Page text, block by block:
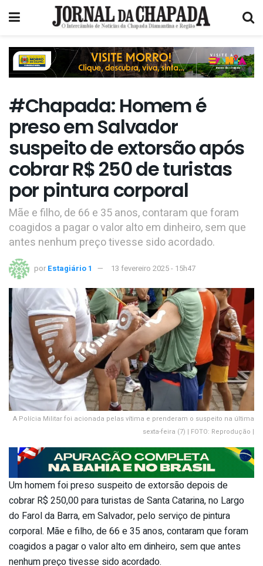
#Chapada: Homem é
preso em Salvador
suspeito de extorsão após
cobrar R$ 250 de turistas
por pintura corporal
Mãe e filho, de 66 e 35 anos, contaram que foram
coagidos a pagar o valor alto em dinheiro, sem que
antes nenhum preço tivesse sido acordado.
por Estagiário 1 13 fevereiro 2025 - 15h47
A Polícia Militar foi acionada pelas vítima e prenderam o suspeito na última
sexta-feira (7) | FOTO: Reprodução |
Um homem foi preso suspeito de extorsão depois de
cobrar R$ 250,00 para turistas de Santa Catarina, no Largo
do Farol da Barra, em Salvador, pelo serviço de pintura
corporal. Mãe e filho, de 66 e 35 anos, contaram que foram
coagidos a pagar o valor alto em dinheiro, sem que antes
nenhum preço tivesse sido acordado.